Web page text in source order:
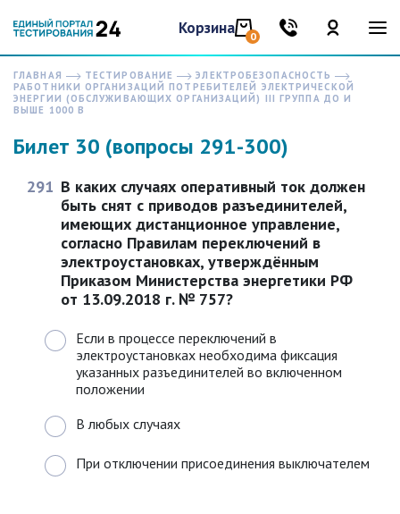
Корзина 0
ГЛАВНАЯ ТЕСТИРОВАНИЕ
ЭЛЕКТРОБЕЗОПАСНОСТЬ
РАБОТНИКИ ОРГАНИЗАЦИЙ ПОТРЕБИТЕЛЕЙ ЭЛЕКТРИЧЕСКОЙ
ЭНЕРГИИ (ОБСЛУЖИВАЮЩИХ ОРГАНИЗАЦИЙ) III ГРУППА ДО И
ВЫШЕ 1000 В
Билет 30 (вопросы 291-300)
291 В каких случаях оперативный ток должен
быть снят с приводов разъединителей,
имеющих дистанционное управление,
согласно Правилам переключений в
электроустановках, утверждённым
Приказом Министерства энергетики РФ
от 13.09.2018 г. № 757?
Если в процессе переключений в
электроустановках необходима фиксация
указанных разъединителей во включенном
положении
В любых случаях
При отключении присоединения выключателем